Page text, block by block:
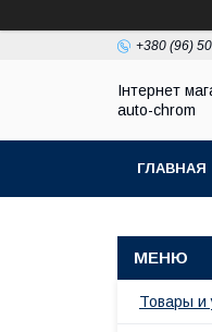
+380 (96)
Інтернет
auto-chrom
ГЛАВНАЯ
Товары и